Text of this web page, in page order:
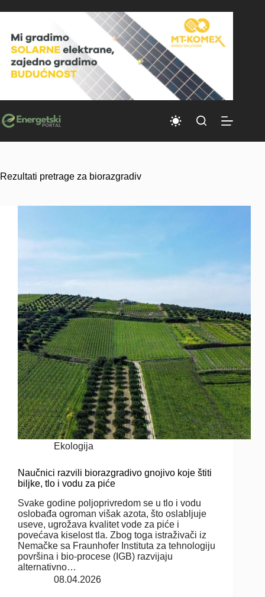
to
Rezultati pretrage za biorazgradiv
Ekologija
Naučnici razvili biorazgradivo gnojivo koje štiti
biljke, tlo i vodu za piće
Svake godine poljoprivredom se u tlo i vodu
oslobađa ogroman višak azota, što oslabljuje
useve, ugrožava kvalitet vode za piće i
povećava kiselost tla. Zbog toga istraživači iz
Nemačke sa Fraunhofer Instituta za tehnologiju
površina i bio-procese (IGB) razvijaju
alternativno…
08.04.2026